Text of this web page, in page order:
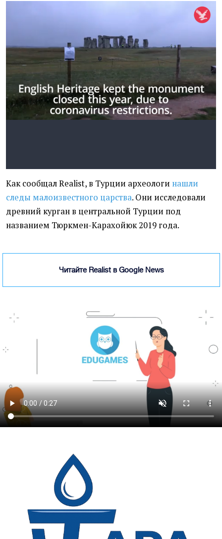
Как сообщал Realist, в Турции археологи нашли
следы малоизвестного царства. Они исследовали
древний курган в центральной Турции под
названием Тюркмен-Карахойюк 2019 года.
Читайте Realist в Google News